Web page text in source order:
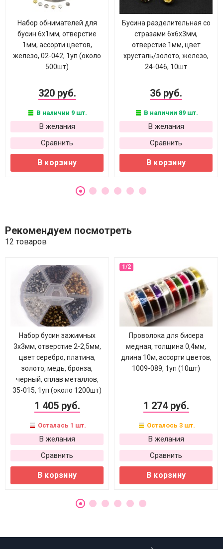
Набор обнимателей для
бусин 6х1мм, отверстие
1мм, ассорти цветов,
железо, 02-042, 1уп (около
500шт)
320 руб.
В наличии 9 шт.
В желания
Сравнить
В корзину
Бусина разделительная со
стразами 6х6х3мм,
отверстие 1мм, цвет
хрусталь/золото, железо,
24-046, 10шт
36 руб.
В наличии 89 шт.
В желания
Сравнить
В корзину
Рекомендуем посмотреть
12 товаров
Набор бусин зажимных
3х3мм, отверстие 2-2,5мм,
цвет серебро, платина,
золото, медь, бронза,
черный, сплав металлов,
35-015, 1уп (около 1200шт)
1 405 руб.
Осталась 1 шт.
В желания
Сравнить
В корзину
Проволока для бисера
медная, толщина 0,4мм,
длина 10м, ассорти цветов,
1009-089, 1уп (10шт)
1 274 руб.
Осталось 3 шт.
В желания
Сравнить
В корзину